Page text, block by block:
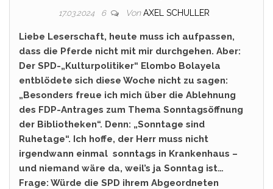
17.03.2024 6 Von AXEL SCHULLER
Liebe Leserschaft, heute muss ich aufpassen,
dass die Pferde nicht mit mir durchgehen. Aber:
Der SPD-„Kulturpolitiker“ Elombo Bolayela
entblödete sich diese Woche nicht zu sagen:
„Besonders freue ich mich über die Ablehnung
des FDP-Antrages zum Thema Sonntagsöffnung
der Bibliotheken“. Denn: „Sonntage sind
Ruhetage“. Ich hoffe, der Herr muss nicht
irgendwann einmal sonntags in Krankenhaus –
und niemand wäre da, weil’s ja Sonntag ist…
Frage: Würde die SPD ihrem Abgeordneten